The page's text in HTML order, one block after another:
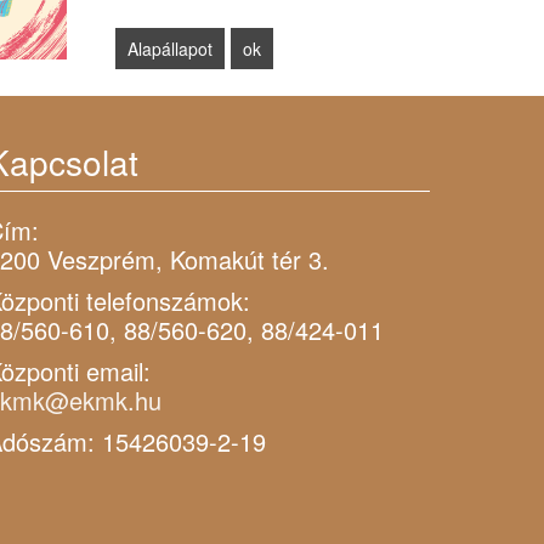
Veszprém, Komakút tér 3.
telefonszámok:
560-610, 88/560-620, 88/424-011
email:
15426039-2-19